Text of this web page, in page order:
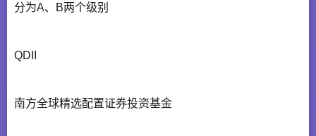
分为A、B两个级别
QDII
南方全球精选配置证券投资基金